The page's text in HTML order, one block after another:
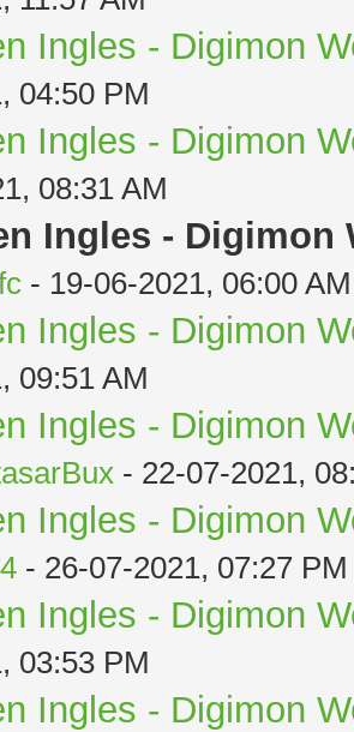
Ingles - Digimon
04:50 PM
Ingles - Digimon
08:31 AM
Ingles - Digimon
- 19-06-2021, 06:00 AM
Ingles - Digimon
09:51 AM
Ingles - Digimon
- 22-07-2021,
Ingles - Digimon
- 26-07-2021, 07:27 PM
Ingles - Digimon
03:53 PM
Ingles - Digimon